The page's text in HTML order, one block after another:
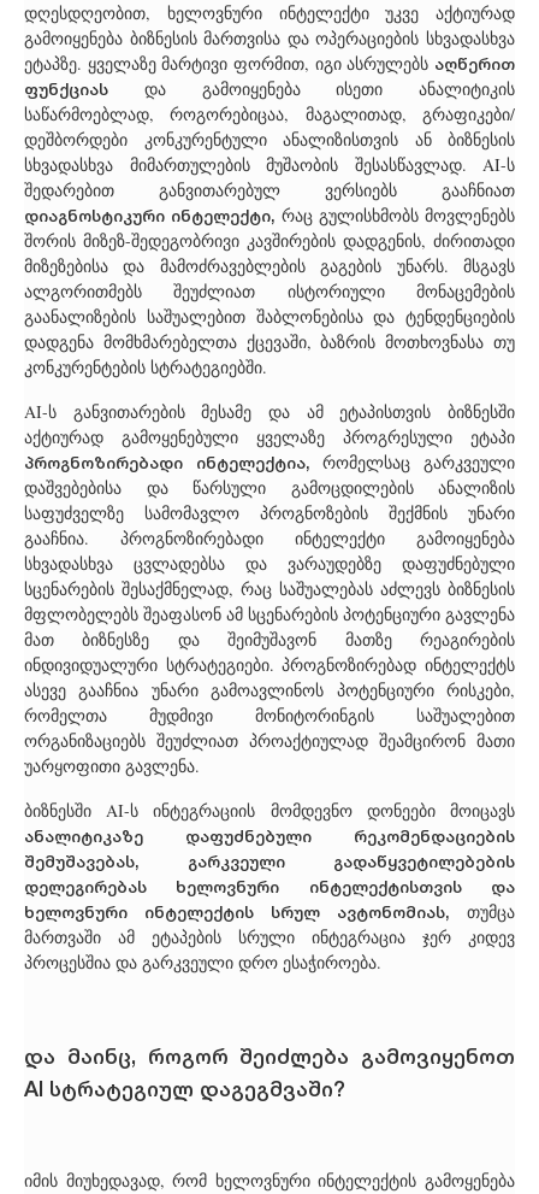
დღესდღეობით, ხელოვნური ინტელექტი უკვე აქტიურად
გამოიყენება ბიზნესის მართვისა და ოპერაციების სხვადასხვა
ეტაპზე. ყველაზე მარტივი ფორმით, იგი ასრულებს აღწერით
ფუნქციას და გამოიყენება ისეთი ანალიტიკის
საწარმოებლად, როგორებიცაა, მაგალითად, გრაფიკები/
დეშბორდები კონკურენტული ანალიზისთვის ან ბიზნესის
სხვადასხვა მიმართულების მუშაობის შესასწავლად. AI-ს
შედარებით განვითარებულ ვერსიებს გააჩნიათ
დიაგნოსტიკური ინტელექტი, რაც გულისხმობს მოვლენებს
შორის მიზეზ-შედეგობრივი კავშირების დადგენის, ძირითადი
მიზეზებისა და მამოძრავებლების გაგების უნარს. მსგავს
ალგორითმებს შეუძლიათ ისტორიული მონაცემების
გაანალიზების საშუალებით შაბლონებისა და ტენდენციების
დადგენა მომხმარებელთა ქცევაში, ბაზრის მოთხოვნასა თუ
კონკურენტების სტრატეგიებში.
AI-ს განვითარების მესამე და ამ ეტაპისთვის ბიზნესში
აქტიურად გამოყენებული ყველაზე პროგრესული ეტაპი
პროგნოზირებადი ინტელექტია, რომელსაც გარკვეული
დაშვებებისა და წარსული გამოცდილების ანალიზის
საფუძველზე სამომავლო პროგნოზების შექმნის უნარი
გააჩნია. პროგნოზირებადი ინტელექტი გამოიყენება
სხვადასხვა ცვლადებსა და ვარაუდებზე დაფუძნებული
სცენარების შესაქმნელად, რაც საშუალებას აძლევს ბიზნესის
მფლობელებს შეაფასონ ამ სცენარების პოტენციური გავლენა
მათ ბიზნესზე და შეიმუშავონ მათზე რეაგირების
ინდივიდუალური სტრატეგიები. პროგნოზირებად ინტელექტს
ასევე გააჩნია უნარი გამოავლინოს პოტენციური რისკები,
რომელთა მუდმივი მონიტორინგის საშუალებით
ორგანიზაციებს შეუძლიათ პროაქტიულად შეამცირონ მათი
უარყოფითი გავლენა.
ბიზნესში AI-ს ინტეგრაციის მომდევნო დონეები მოიცავს
ანალიტიკაზე დაფუძნებული რეკომენდაციების
შემუშავებას, გარკვეული გადაწყვეტილებების
დელეგირებას ხელოვნური ინტელექტისთვის და
ხელოვნური ინტელექტის სრულ ავტონომიას, თუმცა
მართვაში ამ ეტაპების სრული ინტეგრაცია ჯერ კიდევ
პროცესშია და გარკვეული დრო ესაჭიროება.
და მაინც, როგორ შეიძლება გამოვიყენოთ
AI სტრატეგიულ დაგეგმვაში?
იმის მიუხედავად, რომ ხელოვნური ინტელექტის გამოყენება